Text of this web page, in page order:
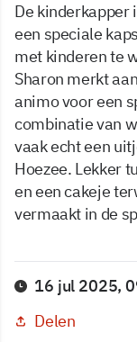
De kinderkapper
een speciale
met kinderen te
Sharon merkt
animo voor een
combinatie van
vaak echt een
Hoezee. Lekker
en een cakeje
vermaakt in de
16 jul 2025,
Delen